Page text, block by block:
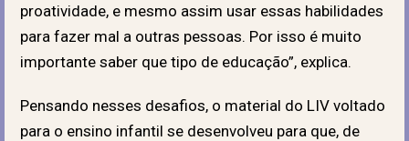
proatividade, e mesmo assim usar essas habilidades
para fazer mal a outras pessoas. Por isso é muito
importante saber que tipo de educação”, explica.
Pensando nesses desafios, o material do LIV voltado
para o ensino infantil se desenvolveu para que, de